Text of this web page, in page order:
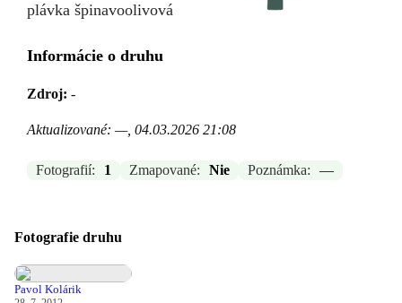
plávka špinavoolivová
Informácie o druhu
Zdroj: -
Aktualizované: —, 04.03.2026 21:08
Fotografií: 1 Zmapované: Nie Poznámka: —
Fotografie druhu
Pavol Kolárik